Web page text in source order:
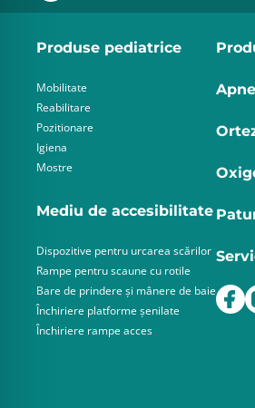
Produse pediatrice
Mobilitate
Reabilitare
Pozitionare
Igiena
Mostre
Mediu de accesibilitate
Dispozitive pentru urcarea scărilor
Rampe pentru scaune cu rotile
Bare de prindere și mânere de baie
Închiriere platforme șenilate
Închiriere rampe acces